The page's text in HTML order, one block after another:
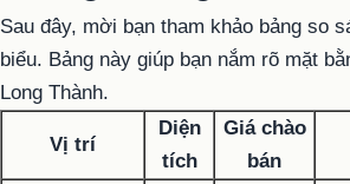
Sau đây, mời bạn tham khảo bảng so
biểu. Bảng này giúp bạn nắm rõ mặt
Long Thành.
Vị trí
Diện
tích
Giá chào
bán